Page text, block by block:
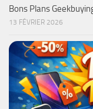
Bons Plans
13 FÉVRIER 2026